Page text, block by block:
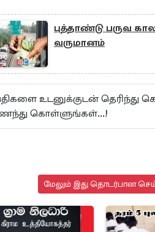
புத்தாண்டு பருவ
வருமானம்
உடனுக்குடன் தெரிந்து
கொள்ளுங்கள்...!
மேலும் இது தொடர்பான